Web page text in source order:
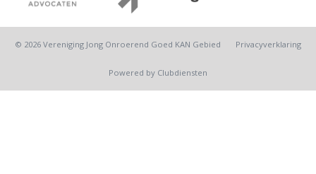
© 2026 Vereniging Jong Onroerend Goed KAN Gebied Privacy­verkla­ring
Power­ed by Clubdiensten